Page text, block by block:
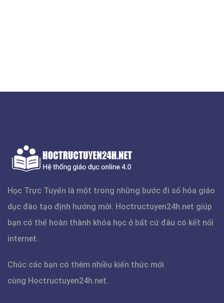
Học Trực Tuyến là một trong những bước đi số hóa giáo
dục đào tạo định hướng mới. Hoctructuyen24h.net giúp
bạn có thể hoàn thành khóa học ở bất cứ đâu có kết nối
internet.
Chúc các bạn có thêm nhiều kiến thức mới
cùng Hoctructuyen24h.net.